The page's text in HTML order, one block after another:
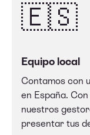
🇪🇸
Equipo local
Contamos con
en España.
nuestros
presentar tus